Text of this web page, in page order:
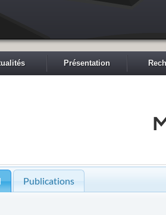
Présentation
Publications